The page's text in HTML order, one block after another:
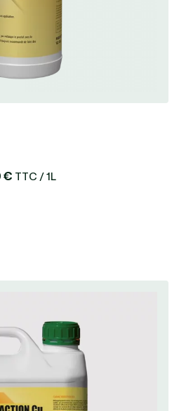
€ TTC / 1L